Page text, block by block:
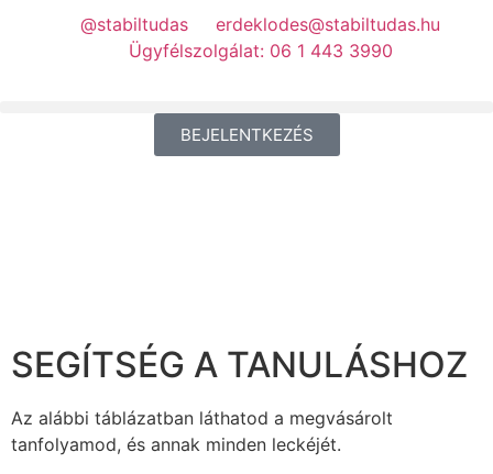
@stabiltudas
erdeklodes@stabiltudas.hu
Ügyfélszolgálat: 06 1 443 3990
BEJELENTKEZÉS
SEGÍTSÉG A TANULÁSHOZ
Az alábbi táblázatban láthatod a megvásárolt
tanfolyamod, és annak minden leckéjét.